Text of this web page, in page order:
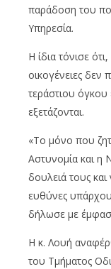
παράδοση του
Υπηρεσία.
Η ίδια τόνισε
οικογένειες δεν
τεράστιου
εξετάζονται.
«Το μόνο που
Αστυνομία και η
δουλειά τους
ευθύνες
δήλωσε με
Η κ. Λουή
του Τμήματος